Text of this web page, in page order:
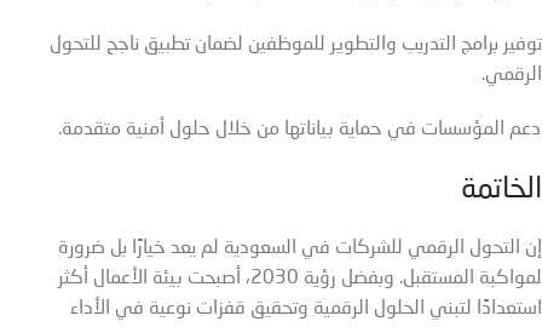
توفير برامج التدريب والتطوير للموظفين لضمان تطبيق ناجح للتحول
الرقمي.
دعم المؤسسات في حماية بياناتها من خلال حلول أمنية متقدمة.
الخاتمة
إن التحول الرقمي للشركات في السعودية لم يعد خيارًا بل ضرورة
لمواكبة المستقبل. وبفضل رؤية 2030، أصبحت بيئة الأعمال أكثر
استعدادًا لتبني الحلول الرقمية وتحقيق قفزات نوعية في الأداء